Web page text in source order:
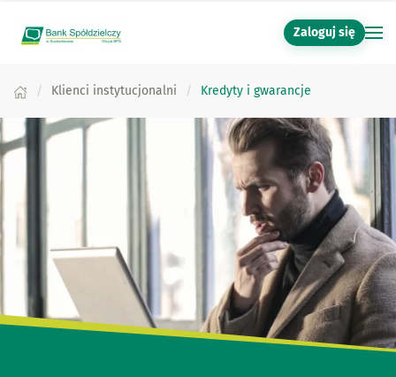
Zaloguj się
Klienci instytucjonalni Kredyty i gwarancje